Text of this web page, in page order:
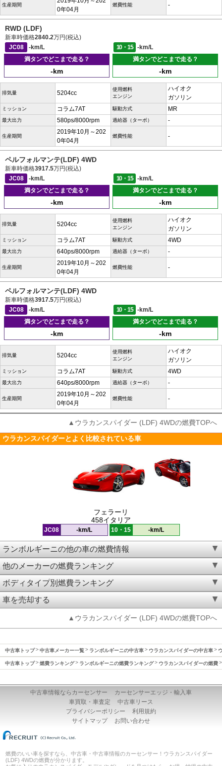
生産期間
0年04月
燃費性能 -
RWD (LDF)
新車時価格2840.2万円(税込)
JC08
-km/L 10・15
-km/L
満タンでどこまで走る？
-km
満タンでどこまで走る？
-km
排気量 5204cc
使用燃料
エンジン
ハイオク
ガソリン
ミッション コラム7AT 駆動方式 MR
最大出力 580ps/8000rpm 過給器（ターボ） -
生産期間
2019年10月～202
0年04月
燃費性能 -
ペルフォルマンテ(LDF) 4WD
新車時価格3917.5万円(税込)
JC08
-km/L 10・15
-km/L
満タンでどこまで走る？
-km
満タンでどこまで走る？
-km
排気量 5204cc
使用燃料
エンジン
ハイオク
ガソリン
ミッション コラム7AT 駆動方式 4WD
最大出力 640ps/8000rpm 過給器（ターボ） -
生産期間
2019年10月～202
0年04月
燃費性能 -
ペルフォルマンテ(LDF) 4WD
新車時価格3917.5万円(税込)
JC08
-km/L 10・15
-km/L
満タンでどこまで走る？
-km
満タンでどこまで走る？
-km
排気量 5204cc
使用燃料
エンジン
ハイオク
ガソリン
ミッション コラム7AT 駆動方式 4WD
最大出力 640ps/8000rpm 過給器（ターボ） -
生産期間
2019年10月～202
0年04月
燃費性能 -
▲ウラカンスパイダー (LDF) 4WDの燃費TOPへ
ウラカンスパイダーとよく比較されている車
フェラーリ
458イタリア
JC08 -km/L 10・15 -km/L
ランボルギーニの他の車の燃費情報
他のメーカーの燃費ランキング
ボディタイプ別燃費ランキング
車を売却する
▲ウラカンスパイダー (LDF) 4WDの燃費TOPへ
中古車トップ 中古車メーカー一覧 ランボルギーニの中古車 ウラカンスパイダーの中古車
中古車トップ 燃費ランキング ランボルギーニの燃費ランキング ウラカンスパイダーの燃費
中古車情報ならカーセンサー
カーセンサーエッジ・輸入車
車買取・車査定
中古車リース
プライバシーポリシー
利用規約
サイトマップ
お問い合わせ
燃費のいい車を探すなら、中古車・中古車情報のカーセンサー！ウラカンスパイダー
(LDF) 4WDの燃費が分かります。